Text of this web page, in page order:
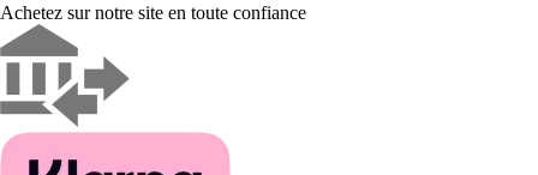
Achetez sur notre site en toute confiance